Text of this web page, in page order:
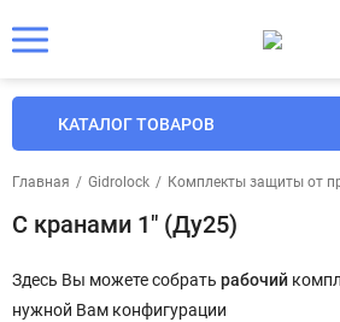
КАТАЛОГ ТОВАРОВ
Главная / Gidrolock / Комплекты защиты от
С кранами 1" (Ду25)
Здесь Вы можете собрать рабочий
нужной Вам конфигурации